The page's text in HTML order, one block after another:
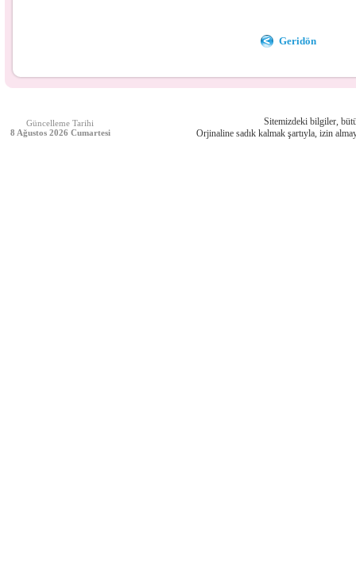
Geridön
Güncelleme Tarihi
8 Ağustos 2026 Cumartesi
Sitemizdeki bilgiler,
Orjinaline sadık kalmak şartıyla, izin